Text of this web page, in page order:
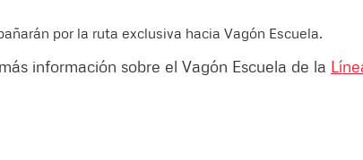
por la ruta exclusiva hacia Vagón Escuela.
información sobre el Vagón Escuela de la